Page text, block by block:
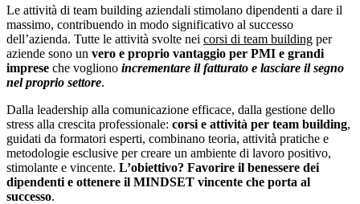
Le attività di team building aziendali stimolano dipendenti a dare il
massimo, contribuendo in modo significativo al successo
dell’azienda. Tutte le attività svolte nei corsi di team building per
aziende sono un vero e proprio vantaggio per PMI e grandi
imprese che vogliono incrementare il fatturato e lasciare il segno
nel proprio settore.
Dalla leadership alla comunicazione efficace, dalla gestione dello
stress alla crescita professionale: corsi e attività per team building,
guidati da formatori esperti, combinano teoria, attività pratiche e
metodologie esclusive per creare un ambiente di lavoro positivo,
stimolante e vincente. L’obiettivo? Favorire il benessere dei
dipendenti e ottenere il MINDSET vincente che porta al
successo.